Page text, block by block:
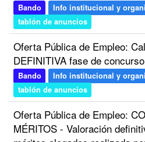
Bando
Info institucional y
tablón de anuncios
Oferta Pública de Empleo:
DEFINITIVA fase de concurso
Bando
Info institucional y
tablón de anuncios
Oferta Pública de Empleo:
MÉRITOS - Valoración